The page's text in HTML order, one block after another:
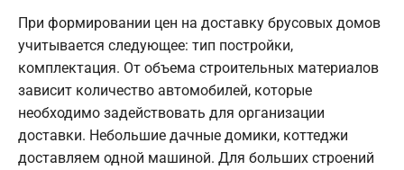
При формировании цен на доставку брусовых домов
учитывается следующее: тип постройки,
комплектация. От объема строительных материалов
зависит количество автомобилей, которые
необходимо задействовать для организации
доставки. Небольшие дачные домики, коттеджи
доставляем одной машиной. Для больших строений